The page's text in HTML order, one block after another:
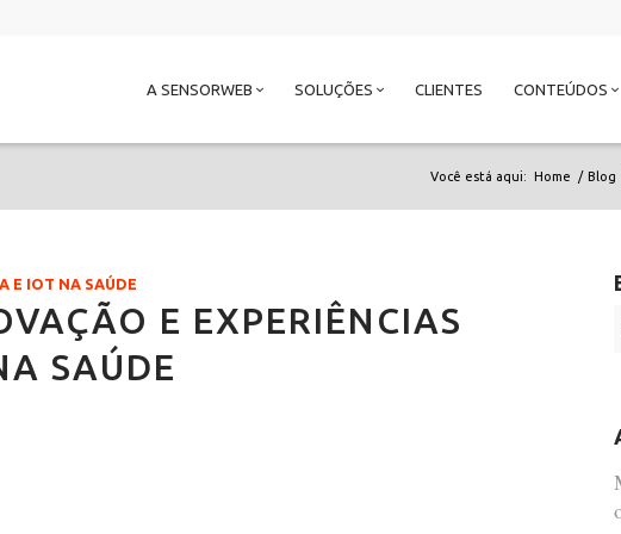
A SENSORWEB SOLUÇÕES CLIENTES CONTEÚDOS
Você está aqui: Home / Blog
E IOT NA SAÚDE
E EXPERIÊNCIAS
SAÚDE